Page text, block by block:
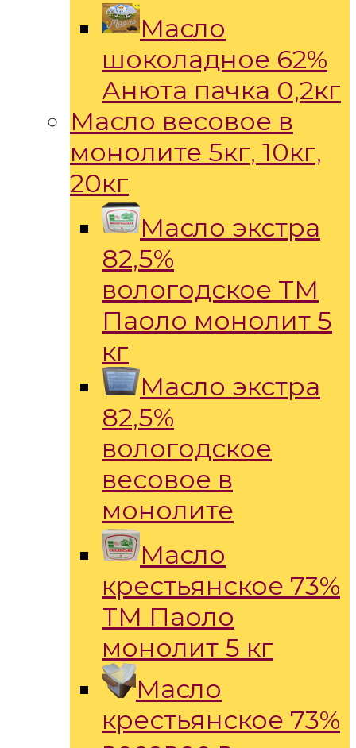
Масло
шоколадное 62%
Анюта пачка 0,2кг
Масло весовое в
монолите 5кг, 10кг,
20кг
Масло экстра
82,5%
вологодское ТМ
Паоло монолит 5
кг
Масло экстра
82,5%
вологодское
весовое в
монолите
Масло
крестьянское 73%
ТМ Паоло
монолит 5 кг
Масло
крестьянское 73%